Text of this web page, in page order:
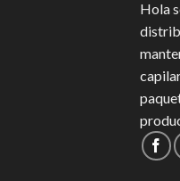
Hola